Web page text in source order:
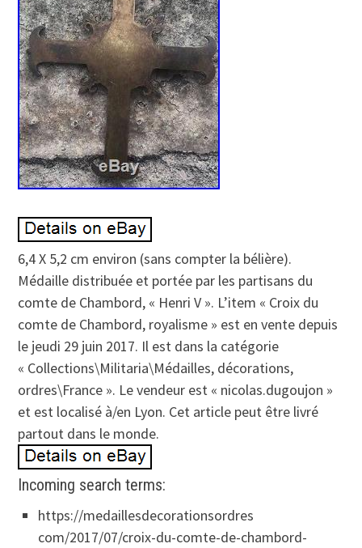
6,4 X 5,2 cm environ (sans compter la bélière).
Médaille distribuée et portée par les partisans du
comte de Chambord, « Henri V ». L’item « Croix du
comte de Chambord, royalisme » est en vente depuis
le jeudi 29 juin 2017. Il est dans la catégorie
« Collections\Militaria\Médailles, décorations,
ordres\France ». Le vendeur est « nicolas.dugoujon »
et est localisé à/en Lyon. Cet article peut être livré
partout dans le monde.
Incoming search terms:
https://medaillesdecorationsordres
com/2017/07/croix-du-comte-de-chambord-